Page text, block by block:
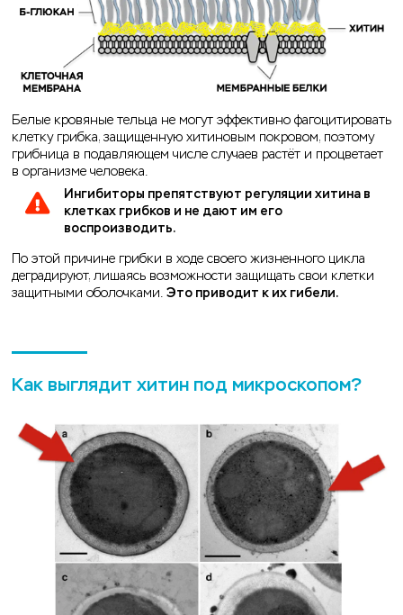
Белые кровяные тельца не могут эффективно фагоцитировать
клетку грибка, защищенную хитиновым покровом, поэтому
грибница в подавляющем числе случаев растёт и процветает
в организме человека.
Ингибиторы препятствуют регуляции хитина в
клетках грибков и не дают им его
воспроизводить.
По этой причине грибки в ходе своего жизненного цикла
деградируют, лишаясь возможности защищать свои клетки
защитными оболочками. Это приводит к их гибели.
Как выглядит хитин под микроскопом?